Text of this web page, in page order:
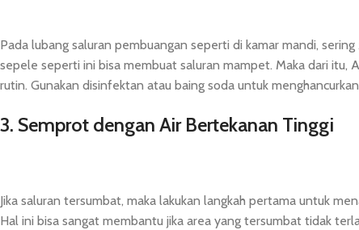
Pada lubang saluran pembuangan seperti di kamar mandi,
sepele seperti ini bisa membuat saluran mampet. Maka dari itu,
rutin. Gunakan disinfektan atau baing soda untuk
3. Semprot dengan Air Bertekanan Tinggi
Jika saluran tersumbat, maka lakukan langkah pertama untuk
Hal ini bisa sangat membantu jika area yang tersumbat tidak